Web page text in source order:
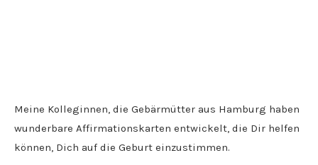
Meine Kolleginnen, die Gebärmütter aus Hamburg haben
wunderbare Affirmationskarten entwickelt, die Dir helfen
können, Dich auf die Geburt einzustimmen.